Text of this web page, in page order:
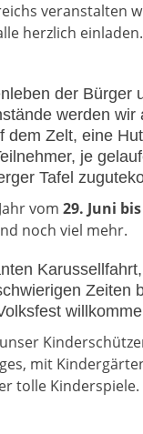
veranstalten
herzlich
der Bürger
werden
Zelt, eine
je
Tafel
vom 29. Juni
noch viel mehr.
Zeiten
mit
tolle Kinderspiele.